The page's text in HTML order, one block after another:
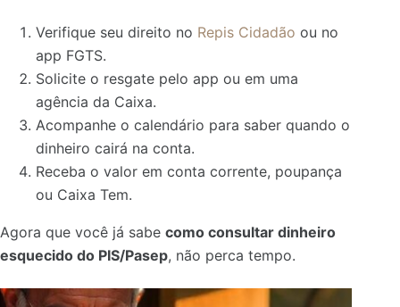
Verifique seu direito no Repis Cidadão ou no
app FGTS.
Solicite o resgate pelo app ou em uma
agência da Caixa.
Acompanhe o calendário para saber quando o
dinheiro cairá na conta.
Receba o valor em conta corrente, poupança
ou Caixa Tem.
Agora que você já sabe como consultar dinheiro
esquecido do PIS/Pasep, não perca tempo.